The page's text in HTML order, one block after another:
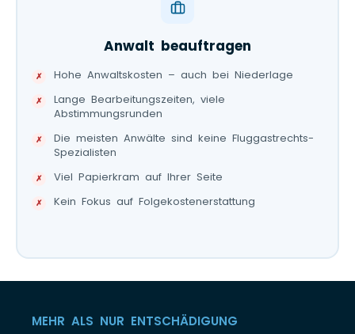
Anwalt beauftragen
Hohe Anwaltskosten – auch bei Niederlage
Lange Bearbeitungszeiten, viele
Abstimmungsrunden
Die meisten Anwälte sind keine Fluggastrechts-
Spezialisten
Viel Papierkram auf Ihrer Seite
Kein Fokus auf Folgekostenerstattung
MEHR ALS NUR ENTSCHÄDIGUNG